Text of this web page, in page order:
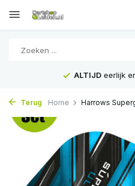
ALTIJD eerlijk
Terug Home Harrows